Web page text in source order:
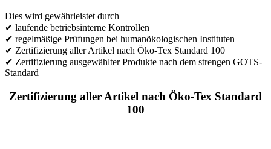
Dies wird gewährleistet durch
✔ laufende betriebsinterne Kontrollen
✔ regelmäßige Prüfungen bei humanökologischen Instituten
✔ Zertifizierung aller Artikel nach Öko-Tex Standard 100
✔ Zertifizierung ausgewählter Produkte nach dem strengen GOTS-
Standard
Zertifizierung aller Artikel nach Öko-Tex Standard
100